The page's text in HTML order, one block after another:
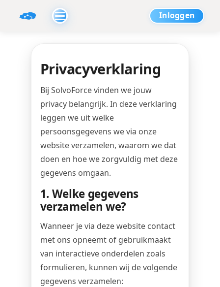
Inloggen
Privacyverklaring
Bij SolvoForce vinden we jouw
privacy belangrijk. In deze verklaring
leggen we uit welke
persoonsgegevens we via onze
website verzamelen, waarom we dat
doen en hoe we zorgvuldig met deze
gegevens omgaan.
1. Welke gegevens
verzamelen we?
Wanneer je via deze website contact
met ons opneemt of gebruikmaakt
van interactieve onderdelen zoals
formulieren, kunnen wij de volgende
gegevens verzamelen: